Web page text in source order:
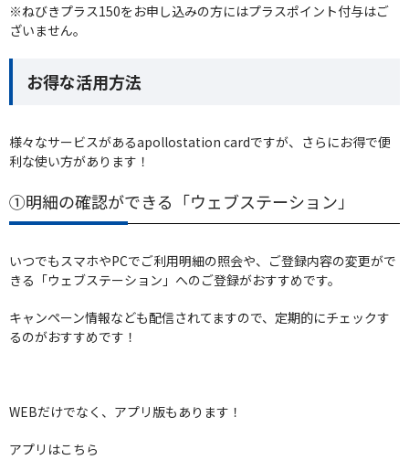
※ねびきプラス150をお申し込みの方にはプラスポイント付与はご
ざいません。
お得な活用方法
様々なサービスがあるapollostation cardですが、さらにお得で便
利な使い方があります！
①明細の確認ができる「ウェブステーション」
いつでもスマホやPCでご利用明細の照会や、ご登録内容の変更がで
きる「ウェブステーション」へのご登録がおすすめです。
キャンペーン情報なども配信されてますので、定期的にチェックす
るのがおすすめです！
WEBだけでなく、アプリ版もあります！
アプリはこちら